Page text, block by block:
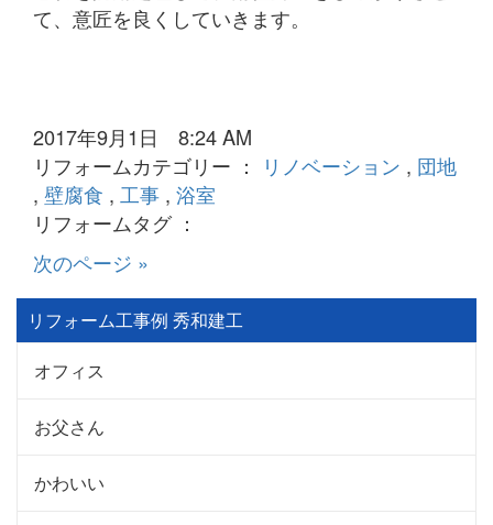
て、意匠を良くしていきます。
2017年9月1日 8:24 AM
リフォームカテゴリー ：
リノベーション , 団地
, 壁腐食 , 工事 , 浴室
リフォームタグ ：
次のページ »
リフォーム工事例 秀和建工
オフィス
お父さん
かわいい